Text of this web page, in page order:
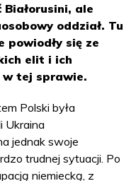
ale
oddział. Tu
powiodły się ze
elit i ich
w tej sprawie.
Polski była
Ukraina
jednak swoje
trudnej sytuacji. Po
niemiecką, z